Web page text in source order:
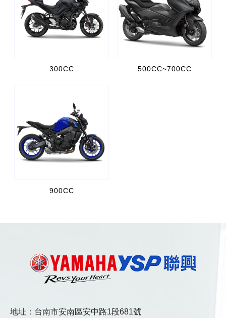
300CC 500CC~700CC
900CC
地址：台南市安南區安中路1段681號